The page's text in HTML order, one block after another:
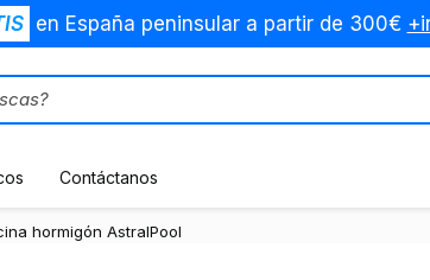
en España peninsular a partir de 300€
Contáctanos
hormigón AstralPool